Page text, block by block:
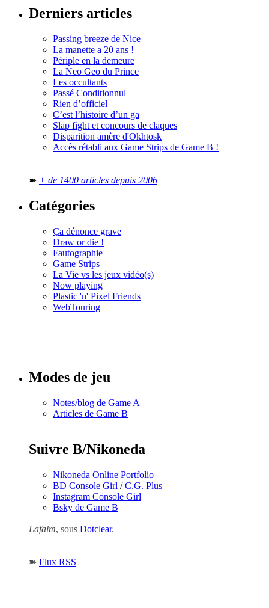
Derniers articles
Passing breeze de Nice
La manette a 20 ans !
Périple en la demeure
La Neo Geo du Prince
Les occultants
Passé Conditionnul
Rien d’officiel
C’est l’histoire d’un ga
Slap fight et concours de claques
Disparition amère d'Okhtosk
Accès rétabli aux Game Strips de Game B !
➽ + de 1400 articles depuis 2006
Catégories
Ça dénonce grave
Draw or die !
Fautographie
Game Strips
La Vie vs les jeux vidéo(s)
Now playing
Plastic 'n' Pixel Friends
WebTouring
Modes de jeu
Notes/blog de Game A
Articles de Game B
Suivre B/Nikoneda
Nikoneda Online Portfolio
BD Console Girl /C.G. Plus
Instagram Console Girl
Bsky de Game B
Lafalm, sous Dotclear.
➽ Flux RSS